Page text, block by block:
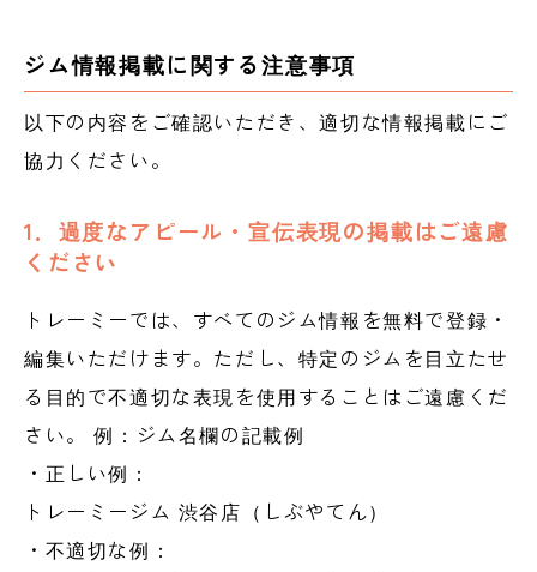
ジム情報掲載に関する注意事項
以下の内容をご確認いただき、適切な情報掲載にご
協力ください。
1．過度なアピール・宣伝表現の掲載はご遠慮
ください
トレーミーでは、すべてのジム情報を無料で登録・
編集いただけます。ただし、特定のジムを目立たせ
る目的で不適切な表現を使用することはご遠慮くだ
さい。 例：ジム名欄の記載例
・正しい例：
トレーミージム 渋谷店（しぶやてん）
・不適切な例：